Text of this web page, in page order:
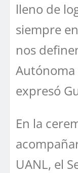
lleno de
siempre
nos
Autónoma
expresó
En la
UANL, el